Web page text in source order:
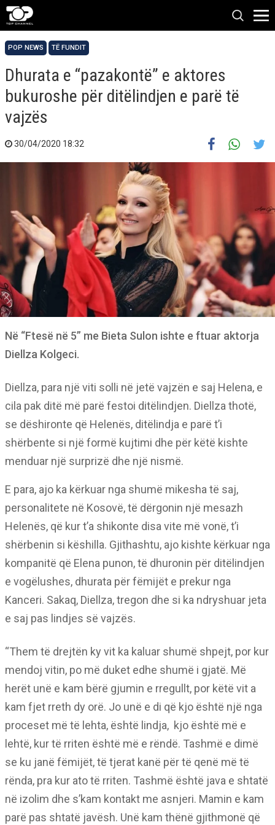
POP NEWS TË FUNDIT
Dhurata e “pazakontë” e aktores
bukuroshe për ditëlindjen e parë të
vajzës
30/04/2020 18:32
Në “Ftesë në 5” me Bieta Sulon ishte e ftuar aktorja
Diellza Kolgeci.
Diellza, para një viti solli në jetë vajzën e saj Helena, e
cila pak ditë më parë festoi ditëlindjen. Diellza thotë,
se dëshironte që Helenës, ditëlindja e parë t’i
shërbente si një formë kujtimi dhe për këtë kishte
menduar një surprizë dhe një nismë.
E para, ajo ka kërkuar nga shumë mikesha të saj,
personalitete në Kosovë, të dërgonin një mesazh
Helenës, që kur t’a shikonte disa vite më vonë, t’i
shërbenin si këshilla. Gjithashtu, ajo kishte kërkuar nga
kompanitë që Elena punon, të dhuronin për ditëlindjen
e vogëlushes, dhurata për fëmijët e prekur nga
Kanceri. Sakaq, Diellza, tregon dhe si ka ndryshuar jeta
e saj pas lindjes së vajzës.
“Them të drejtën ky vit ka kaluar shumë shpejt, por kur
mendoj vitin, po më duket edhe shumë i gjatë. Më
herët unë e kam bërë gjumin e rregullt, por këtë vit a
kam fjet rreth dy orë. Jo unë e di që kjo është një nga
proceset më të lehta, është lindja, kjo është më e
lehtë, kur të rriten është më e rëndë. Tashmë e dimë
se ku janë fëmijët, të tjerat kanë për të qenë më të
rënda, pra kur ato të rriten. Tashmë është java e shtatë
në izolim dhe s’kam kontakt me asnjeri. Mamin e kam
parë pas shtatë javësh. Unë kam thënë gjithmonë që